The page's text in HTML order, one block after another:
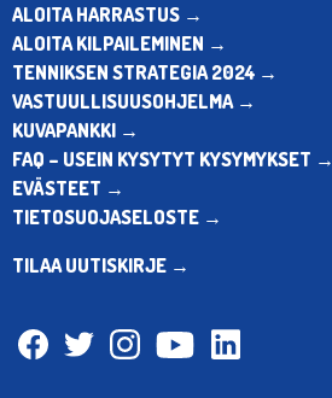
ALOITA HARRASTUS →
ALOITA KILPAILEMINEN →
TENNIKSEN STRATEGIA 2024 →
VASTUULLISUUSOHJELMA →
KUVAPANKKI →
FAQ – USEIN KYSYTYT KYSYMYKSET →
EVÄSTEET →
TIETOSUOJASELOSTE →
TILAA UUTISKIRJE →